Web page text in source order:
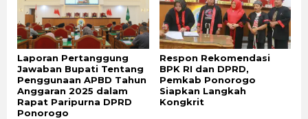
Laporan Pertanggung
Jawaban Bupati Tentang
Penggunaan APBD Tahun
Anggaran 2025 dalam
Rapat Paripurna DPRD
Ponorogo
Respon Rekomendasi
BPK RI dan DPRD,
Pemkab Ponorogo
Siapkan Langkah
Kongkrit